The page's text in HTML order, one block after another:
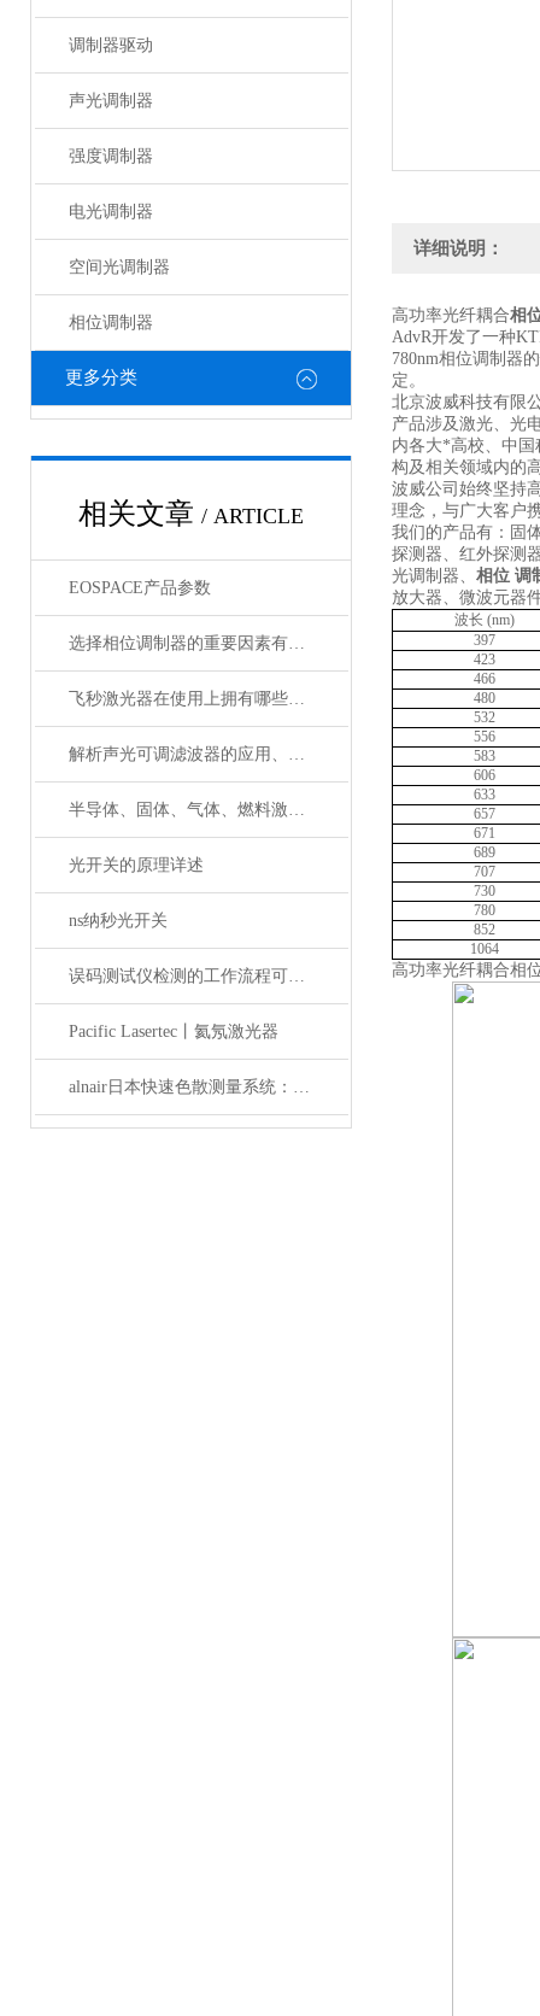
调制器驱动
声光调制器
强度调制器
电光调制器
空间光调制器
相位调制器
更多分类
相关文章 / ARTICLE
EOSPACE产品参数
选择相位调制器的重要因素有哪些？你清楚吗？
飞秒激光器在使用上拥有哪些特点？
解析声光可调滤波器的应用、原理以及使用特点
半导体、固体、气体、燃料激光器有哪些典型应用？
光开关的原理详述
ns纳秒光开关
误码测试仪检测的工作流程可概括为以下几个步骤
Pacific Lasertec丨氦氖激光器
alnair日本快速色散测量系统：精准捕捉光学世界的瞬息万变
详细说明：
高功率光纤耦合相
AdvR开发了一种
780nm相位调制器
定。
北京波威科技有限
产品涉及激光、光
内各大*高校、中
构及相关领域内的
波威公司始终坚持
理念，与广大客户
我们的产品有：固
探测器、红外探测
光调制器、 相位 调
放大器、微波元器
波长 (nm)
397
423
466
480
532
556
583
606
633
657
671
689
707
730
780
852
1064
高功率光纤耦合相